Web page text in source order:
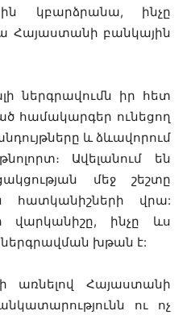
կբարձրանա, ինչը
Հայաստանի բանկային
ներգրավումն իր հետ
համակարգեր ունեցող
և ձևավորում
Ավելանում են
մեջ շեշտը
հատկանիշների վրա:
վարկանիշը, ինչը ևս
ներգրավման խթան է:
առնելով Հայաստանի
ու ոչ